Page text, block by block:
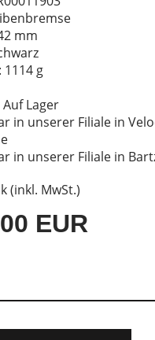
mm
1114 g
Auf Lager
in unserer Filiale in
in unserer Filiale in
(inkl. MwSt.)
EUR